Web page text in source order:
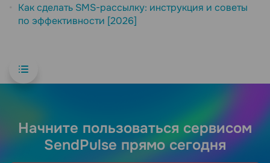
Как сделать SMS-рассылку: инструкция и советы
по эффективности [2026]
Начните пользоваться сервисом
SendPulse прямо сегодня